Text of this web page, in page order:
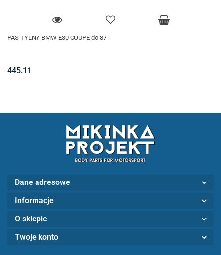
PAS TYLNY BMW E30 COUPE do 87
445.11
Dane adresowe
Informacje
O sklepie
Twoje konto